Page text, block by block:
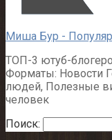
Миша Бур -
ТОП-3 ютуб-
Форматы: Новости
людей, Полезные
человек
Поиск: